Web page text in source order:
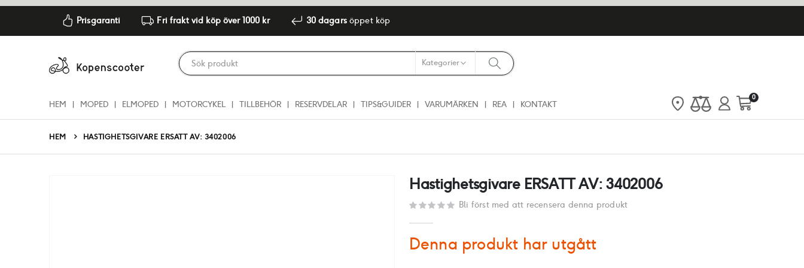
Prisgaranti Fri frakt vid köp över 1000 kr 30 dagarsöppet köp
Cart
0artiklar
HEM MOPED ELMOPED MOTORCYKEL TILLBEHÖR RESERVDELAR TIPS&GUIDER VARUMÄRKEN REA KONTAKT
HEM HASTIGHETSGIVARE ERSATT AV: 3402006
Hastighetsgivare ERSATT AV: 3402006
Bli först med att recensera denna produkt
Denna produkt har utgått